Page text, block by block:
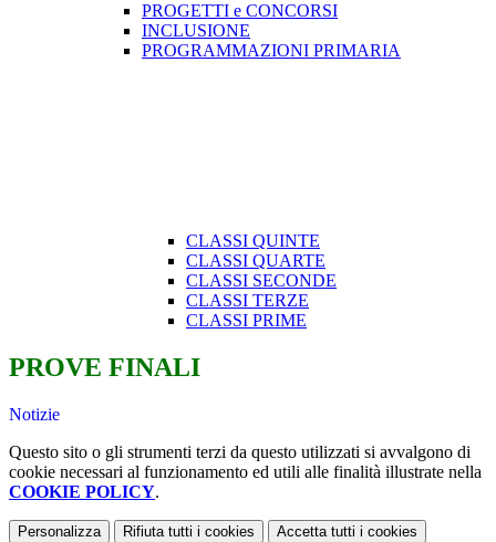
PROGETTI e CONCORSI
INCLUSIONE
PROGRAMMAZIONI PRIMARIA
CLASSI QUINTE
CLASSI QUARTE
CLASSI SECONDE
CLASSI TERZE
CLASSI PRIME
PROVE FINALI
Notizie
Questo sito o gli strumenti terzi da questo utilizzati si avvalgono di
cookie necessari al funzionamento ed utili alle finalità illustrate nella
COOKIE POLICY.
Personalizza Rifiuta tutti i cookies Accetta tutti i cookies